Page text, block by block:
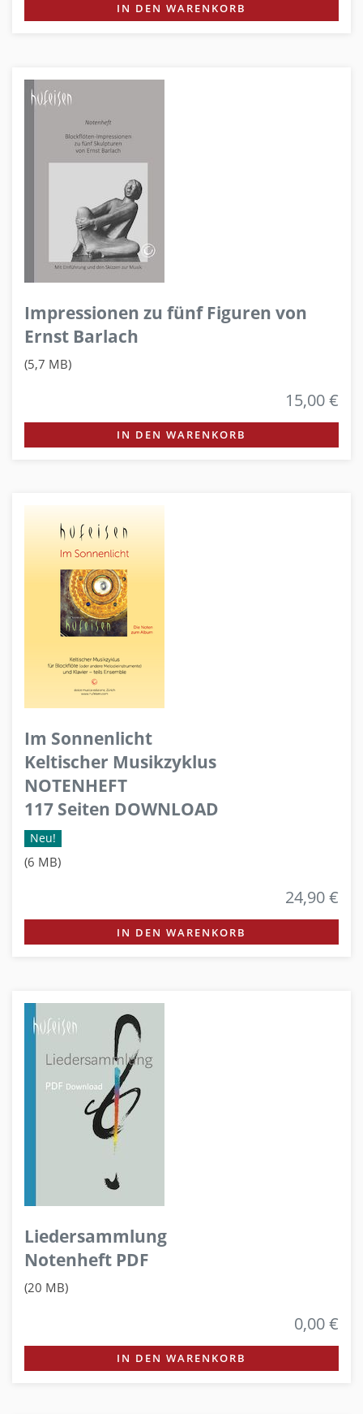
IN DEN WARENKORB
Impressionen zu fünf Figuren von
Ernst Barlach
(5,7 MB)
15,00 €
IN DEN WARENKORB
Im Sonnenlicht
Keltischer Musikzyklus
NOTENHEFT
117 Seiten DOWNLOAD
Neu!
(6 MB)
24,90 €
IN DEN WARENKORB
Liedersammlung
Notenheft PDF
(20 MB)
0,00 €
IN DEN WARENKORB